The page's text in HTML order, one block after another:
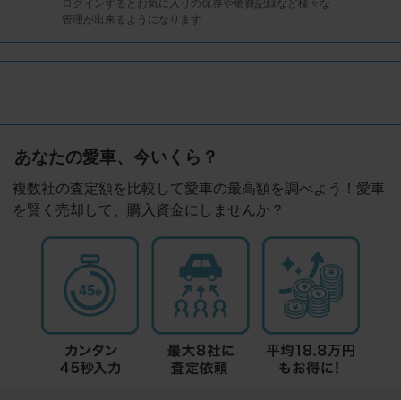
ログインするとお気に入りの保存や燃費記録など様々な
管理が出来るようになります
あなたの愛車、今いくら？
複数社の査定額を比較して愛車の最高額を調べよう！愛車
を賢く売却して、購入資金にしませんか？